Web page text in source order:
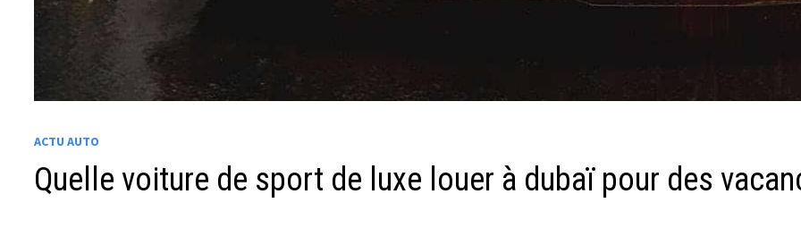
ACTU AUTO
Quelle voiture de sport de luxe louer à dubaï pour des